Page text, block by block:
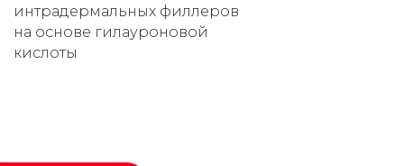
интрадермальных филлеров
на основе гилауроновой
кислоты